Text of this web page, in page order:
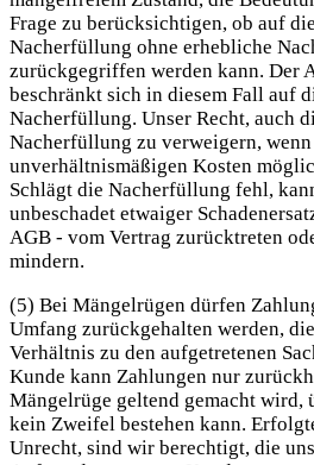
Frage zu berücksichtigen, ob auf
Nacherfüllung ohne erhebliche
zurückgegriffen werden kann. Der
beschränkt sich in diesem Fall auf
Nacherfüllung. Unser Recht, auch
Nacherfüllung zu verweigern,
unverhältnismäßigen Kosten
Schlägt die Nacherfüllung fehl,
unbeschadet etwaiger
AGB - vom Vertrag zurücktreten
mindern.
(5) Bei Mängelrügen dürfen
Umfang zurückgehalten werden,
Verhältnis zu den aufgetretenen
Kunde kann Zahlungen nur
Mängelrüge geltend gemacht wird,
kein Zweifel bestehen kann.
Unrecht, sind wir berechtigt, die